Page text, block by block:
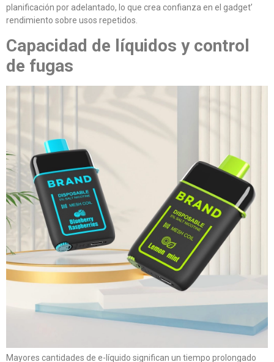
planificación por adelantado, lo que crea confianza en el gadget’
rendimiento sobre usos repetidos.
Capacidad de líquidos y control
de fugas
Mayores cantidades de e-líquido significan un tiempo prolongado